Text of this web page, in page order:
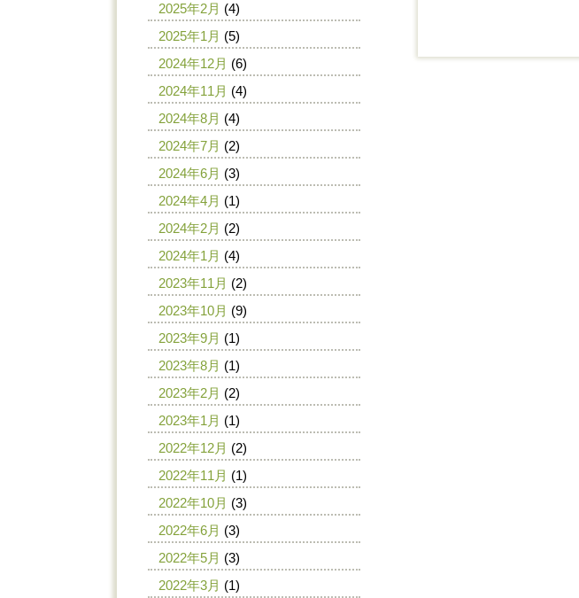
2025年2月 (4)
2025年1月 (5)
2024年12月 (6)
2024年11月 (4)
2024年8月 (4)
2024年7月 (2)
2024年6月 (3)
2024年4月 (1)
2024年2月 (2)
2024年1月 (4)
2023年11月 (2)
2023年10月 (9)
2023年9月 (1)
2023年8月 (1)
2023年2月 (2)
2023年1月 (1)
2022年12月 (2)
2022年11月 (1)
2022年10月 (3)
2022年6月 (3)
2022年5月 (3)
2022年3月 (1)